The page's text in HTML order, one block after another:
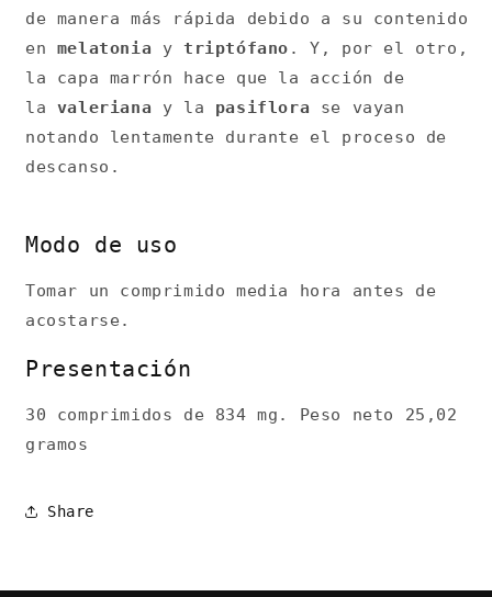
de manera más rápida debido a su contenido
en
melatonia y triptófano . Y, por el otro,
la capa marrón hace que la acción de
la
valeriana y la pasiflora
se vayan
notando lentamente durante el proceso de
descanso.
Modo de uso
Tomar un comprimido media hora antes de
acostarse.
Presentación
30 comprimidos de 834 mg. Peso neto 25,02
gramos
Share